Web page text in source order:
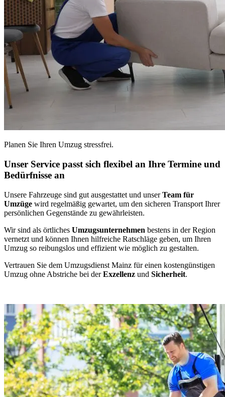
Planen Sie Ihren Umzug stressfrei.
Unser Service passt sich flexibel an Ihre Termine und
Bedürfnisse an
Unsere Fahrzeuge sind gut ausgestattet und unserTeam für
Umzüge wird regelmäßig gewartet, um den sicheren Transport Ihrer
persönlichen Gegenstände zu gewährleisten.
Wir sind als örtliches Umzugsunternehmen bestens in der Region
vernetzt und können Ihnen hilfreiche Ratschläge geben, um Ihren
Umzug so reibungslos und effizient wie möglich zu gestalten.
Vertrauen Sie dem Umzugsdienst Mainz für einen kostengünstigen
Umzug ohne Abstriche bei derExzellenz und Sicherheit.